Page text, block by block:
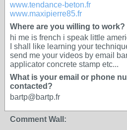
www.tendance-beton.fr
www.maxipierre85.fr
Where are you willing to work?
hi me is french i speak little
I shall like learning your
send me your videos by email
applicator concrete stamp etc...
What is your email or phone
contacted?
bartp@bartp.fr
Comment Wall: